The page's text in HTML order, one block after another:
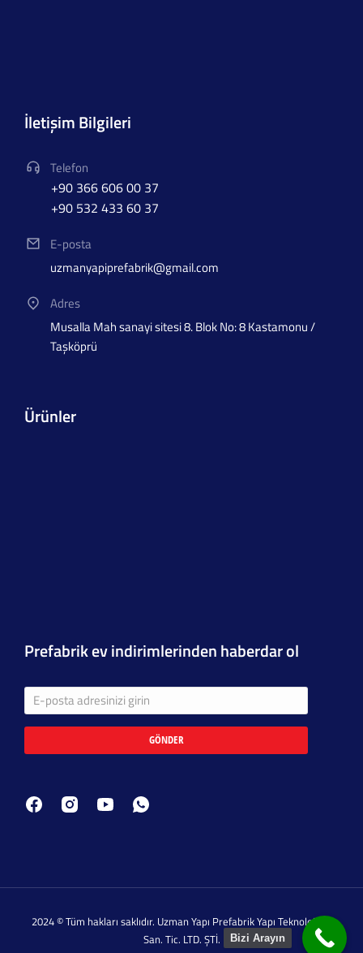
İletişim Bilgileri
Telefon
+90 366 606 00 37
+90 532 433 60 37
E-posta
uzmanyapiprefabrik@gmail.com
Adres
Musalla Mah sanayi sitesi 8. Blok No: 8 Kastamonu /
Taşköprü
Ürünler
Prefabrik ev indirimlerinden haberdar ol
GÖNDER
2024 © Tüm hakları saklıdır. Uzman Yapı Prefabrik Yapı Teknolojileri
San. Tic. LTD. ŞTİ.
Bizi Arayın